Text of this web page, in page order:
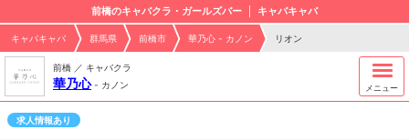
前橋のキャバクラ・ガールズバー キャバキャバ
キャバキャバ 群馬県 前橋市 華乃心 - カノン リオン
前橋 ／ キャバクラ
華乃心- カノン メニュー
求人情報あり